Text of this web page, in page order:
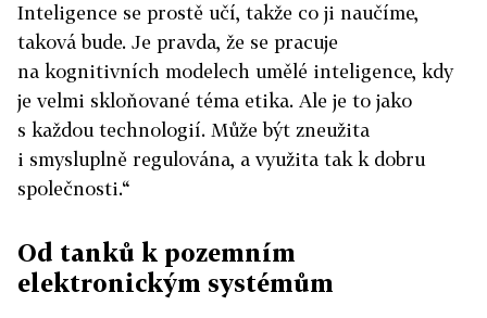
Inteligence se prostě učí, takže co ji naučíme,
taková bude. Je pravda, že se pracuje
na kognitivních modelech umělé inteligence, kdy
je velmi skloňované téma etika. Ale je to jako
s každou technologií. Může být zneužita
i smysluplně regulována, a využita tak k dobru
společnosti.“
Od tanků k pozemním
elektronickým systémům